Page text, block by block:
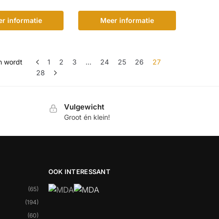
informatie Meer informatie
wordt
1 2 3 … 24 25 26
27
28
Vulgewicht
Groot én klein!
(65)
(194)
(60)
OOK INTERESSANT